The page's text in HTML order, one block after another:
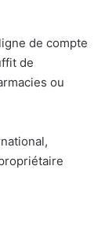
de compte
de
ou